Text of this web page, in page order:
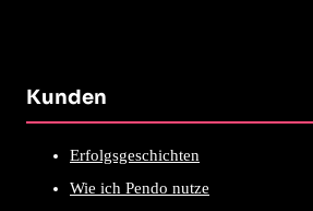
Kunden
Erfolgsgeschichten
Wie ich Pendo nutze